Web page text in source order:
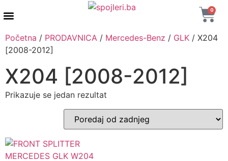
0
Početna / PRODAVNICA / Mercedes-Benz / GLK / X204
[2008-2012]
X204 [2008-2012]
Prikazuje se jedan rezultat